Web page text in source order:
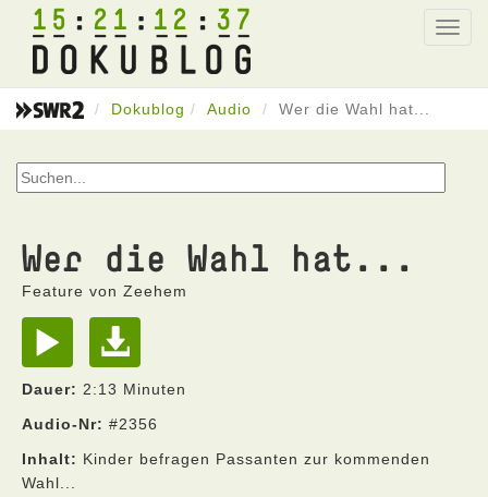
15 21 12 37
Dokublog Audio Wer die Wahl hat...
Wer die Wahl hat...
Feature von Zeehem
Dauer: 2:13 Minuten
Audio-Nr: #2356
Inhalt: Kinder befragen Passanten zur kommenden
Wahl...